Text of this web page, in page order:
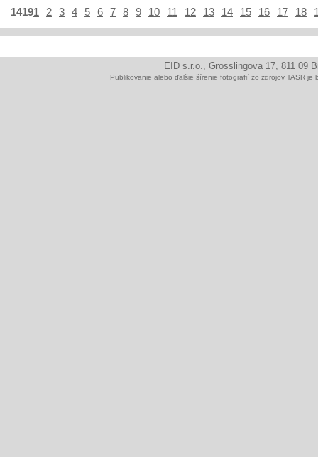
14191 2 3 4 5 6 7 8 9 10 11 12 13 14 15 16 17 18
EID s.r.o., Grosslingova 17, 811 09
Publikovanie alebo ďalšie šírenie fotografií zo zdrojov TASR